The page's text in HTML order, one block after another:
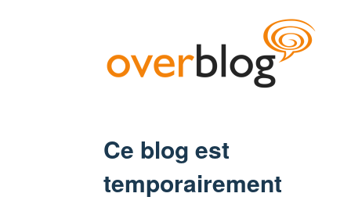
Ce blog est
temporairement